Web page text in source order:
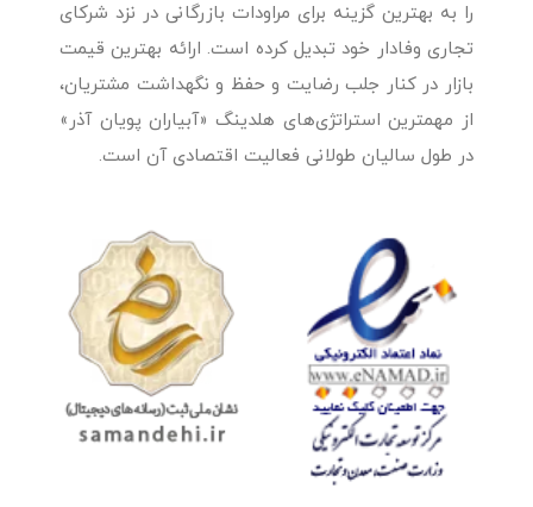
را به بهترین گزینه برای مراودات بازرگانی در نزد شرکای
تجاری وفادار خود تبدیل کرده است. ارائه بهترین قیمت
بازار در کنار جلب رضایت و حفظ و نگهداشت مشتریان،
از مهمترین استراتژی‌های هلدینگ «آبیاران پویان آذر»
در طول سالیان طولانی فعالیت اقتصادی آن است.